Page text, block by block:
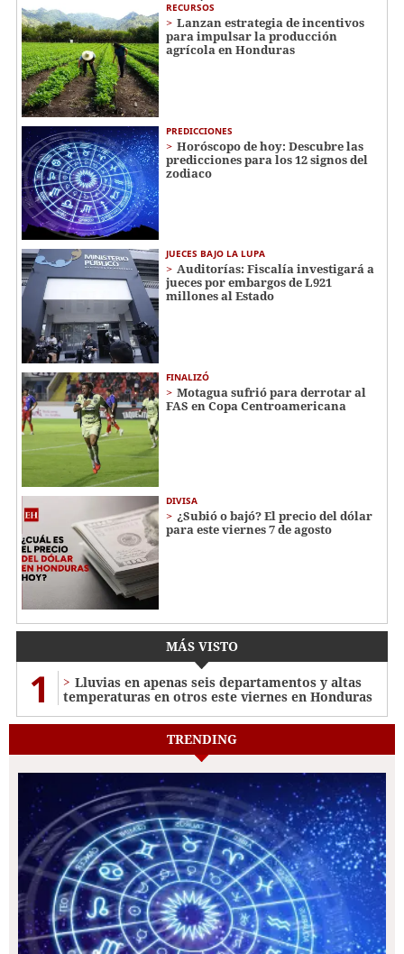
RECURSOS
Lanzan estrategia de incentivos
para impulsar la producción
agrícola en Honduras
PREDICCIONES
Horóscopo de hoy: Descubre las
predicciones para los 12 signos del
zodiaco
JUECES BAJO LA LUPA
Auditorías: Fiscalía investigará a
jueces por embargos de L921
millones al Estado
FINALIZÓ
Motagua sufrió para derrotar al
FAS en Copa Centroamericana
DIVISA
¿Subió o bajó? El precio del dólar
para este viernes 7 de agosto
MÁS VISTO
1
Lluvias en apenas seis departamentos y altas
temperaturas en otros este viernes en Honduras
TRENDING